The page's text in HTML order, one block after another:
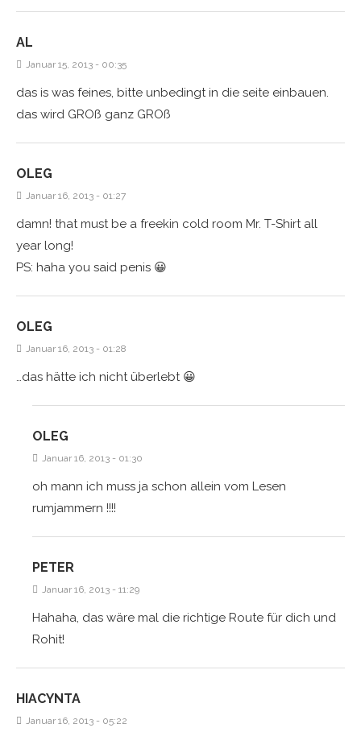
AL
Januar 15, 2013 - 00:35
das is was feines, bitte unbedingt in die seite einbauen.
das wird GROß ganz GROß
OLEG
Januar 16, 2013 - 01:27
damn! that must be a freekin cold room Mr. T-Shirt all
year long!
PS: haha you said penis 😀
OLEG
Januar 16, 2013 - 01:28
…das hätte ich nicht überlebt 😀
OLEG
Januar 16, 2013 - 01:30
oh mann ich muss ja schon allein vom Lesen
rumjammern !!!!
PETER
Januar 16, 2013 - 11:29
Hahaha, das wäre mal die richtige Route für dich und
Rohit!
HIACYNTA
Januar 16, 2013 - 05:22